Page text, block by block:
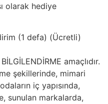
olarak hediye
(1 defa) (Ücretli)
amaçlıdır.
şekillerinde, mimari
iç yapısında,
sunulan markalarda,